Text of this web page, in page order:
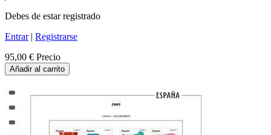
Debes de estar registrado
Entrar| Registrarse
95,00 € Precio
Añadir al carrito